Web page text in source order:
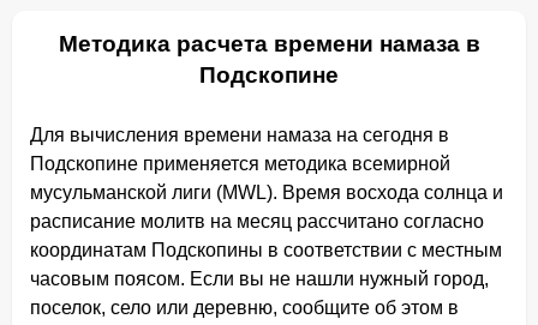
Методика расчета времени намаза в
Подскопине
Для вычисления времени намаза на сегодня в
Подскопине применяется методика всемирной
мусульманской лиги (MWL). Время восхода солнца и
расписание молитв на месяц рассчитано согласно
координатам Подскопины в соответствии с местным
часовым поясом. Если вы не нашли нужный город,
поселок, село или деревню, сообщите об этом в